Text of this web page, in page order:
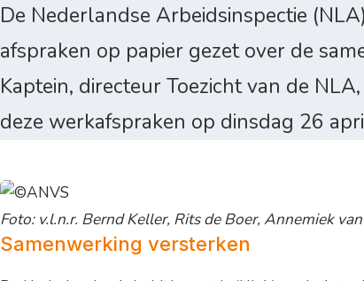
De Nederlandse Arbeidsinspectie
afspraken op papier gezet over de
Kaptein, directeur Toezicht van de
deze werkafspraken op dinsdag 26
Foto: v.l.n.r. Bernd Keller, Rits de Boer, Annemiek
Samenwerking versterken